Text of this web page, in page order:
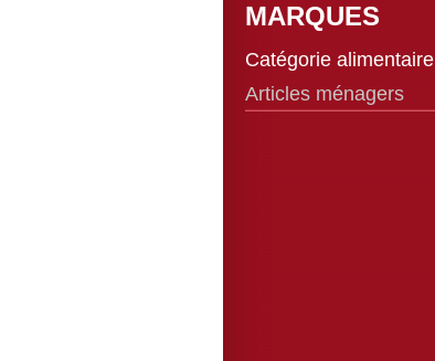
MARQUES
Catégorie alimentaire
Articles ménagers